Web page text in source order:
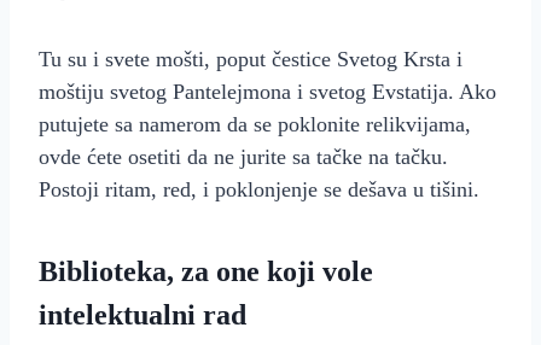
Tu su i svete mošti, poput čestice Svetog Krsta i
moštiju svetog Pantelejmona i svetog Evstatija. Ako
putujete sa namerom da se poklonite relikvijama,
ovde ćete osetiti da ne jurite sa tačke na tačku.
Postoji ritam, red, i poklonjenje se dešava u tišini.
Biblioteka, za one koji vole
intelektualni rad